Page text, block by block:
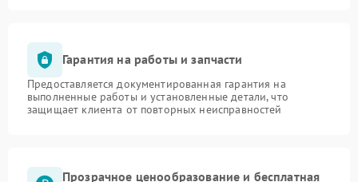
Гарантия на работы и запчасти
Предоставляется документированная гарантия на
выполненные работы и установленные детали, что
защищает клиента от повторных неисправностей
Прозрачное ценообразование и бесплатная